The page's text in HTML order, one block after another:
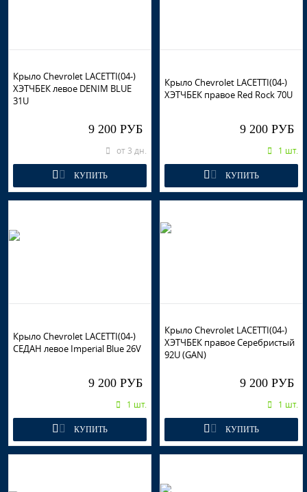
Крыло Chevrolet LACETTI(04-)
ХЭТЧБЕК левое DENIM BLUE
31U
9 200 РУБ
от 3 дн.
КУПИТЬ
Крыло Chevrolet LACETTI(04-)
ХЭТЧБЕК правое Red Rock 70U
9 200 РУБ
1 шт.
КУПИТЬ
Крыло Chevrolet LACETTI(04-)
СЕДАН левое Imperial Blue 26V
9 200 РУБ
1 шт.
КУПИТЬ
Крыло Chevrolet LACETTI(04-)
ХЭТЧБЕК правое Серебристый
92U (GAN)
9 200 РУБ
1 шт.
КУПИТЬ